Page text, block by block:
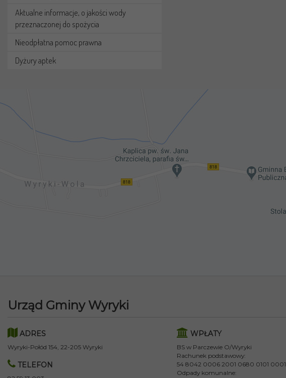
Aktualne informacje, o jakości wody
przeznaczonej do spożycia
Nieodpłatna pomoc prawna
Dyżury aptek
Urząd Gminy Wyryki
ADRES
Wyryki-Połód 154, 22-205 Wyryki
TELEFON
WPŁATY
BS w Parczewie O/Wyryki
Rachunek podstawowy:
54 8042 0006 2001 0680 0101 0001
Odpady komunalne: